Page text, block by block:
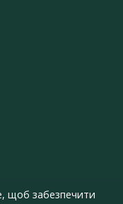
щоб забезпечити